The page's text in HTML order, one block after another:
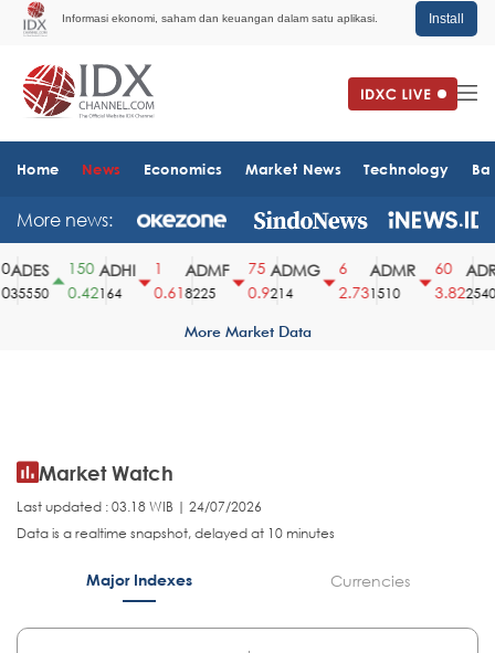
Informasi ekonomi, saham dan keuangan dalam satu aplikasi. Install
Home News Economics Market News Technology
More news:
150
0.42
ADHI
164
0.61
ADMF
8225
75
0.9
ADMG
214
2.73
ADMR
1510
60
3.822540
More Market Data
Market Watch
Last updated : 03.18 WIB | 24/07/2026
Data is a realtime snapshot, delayed at 10 minutes
Major Indexes Currencies